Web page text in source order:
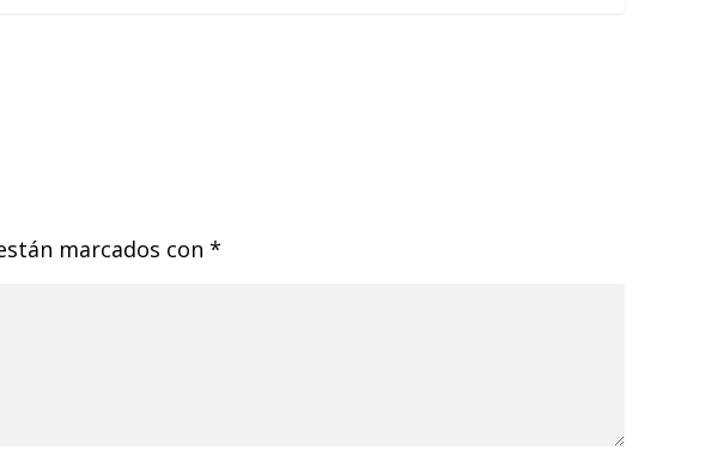
marcados con*